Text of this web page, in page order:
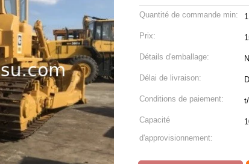
Quantité de commande min: 1
Prix:
Détails d'emballage:
Délai de livraison:
Conditions de paiement:
Capacité
d'approvisionnement: